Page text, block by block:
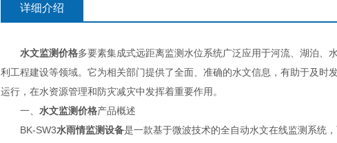
详细介绍
水文监测价格多要素集成式远距离监测水位系统广泛应用于河流、湖泊、
利工程建设等领域。它为相关部门提供了全面、准确的水文信息，有助于及时
运行，在水资源管理和防灾减灾中发挥着重要作用。
一、 水文监测价格产品概述
BK-SW3水雨情监测设备是一款基于微波技术的全自动水文在线监测系统